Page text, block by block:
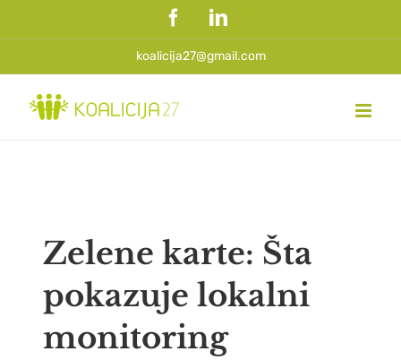
FacebookLinkedIn
koalicija27@gmail.com
Zelene karte: Šta
pokazuje lokalni
monitoring